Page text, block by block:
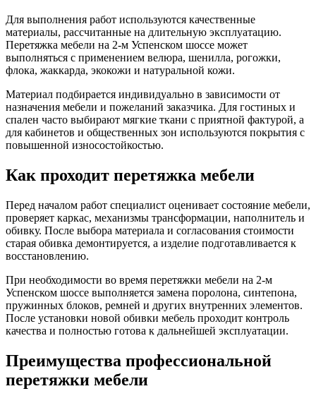
Для выполнения работ используются качественные
материалы, рассчитанные на длительную эксплуатацию.
Перетяжка мебели на 2-м Успенском шоссе может
выполняться с применением велюра, шенилла, рогожки,
флока, жаккарда, экокожи и натуральной кожи.
Материал подбирается индивидуально в зависимости от
назначения мебели и пожеланий заказчика. Для гостиных и
спален часто выбирают мягкие ткани с приятной фактурой, а
для кабинетов и общественных зон используются покрытия с
повышенной износостойкостью.
Как проходит перетяжка мебели
Перед началом работ специалист оценивает состояние мебели,
проверяет каркас, механизмы трансформации, наполнитель и
обивку. После выбора материала и согласования стоимости
старая обивка демонтируется, а изделие подготавливается к
восстановлению.
При необходимости во время перетяжки мебели на 2-м
Успенском шоссе выполняется замена поролона, синтепона,
пружинных блоков, ремней и других внутренних элементов.
После установки новой обивки мебель проходит контроль
качества и полностью готова к дальнейшей эксплуатации.
Преимущества профессиональной
перетяжки мебели